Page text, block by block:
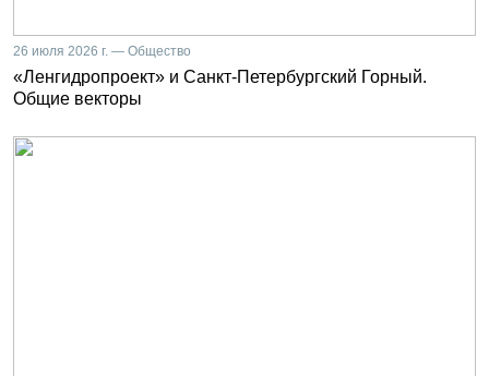
26 июля 2026 г. — Общество
«Ленгидропроект» и Санкт-Петербургский Горный.
Общие векторы